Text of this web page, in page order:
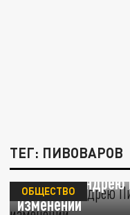
ТЕГ: ПИВОВАРОВ
Приговор Андрею
изменений
ОБЩЕСТВО